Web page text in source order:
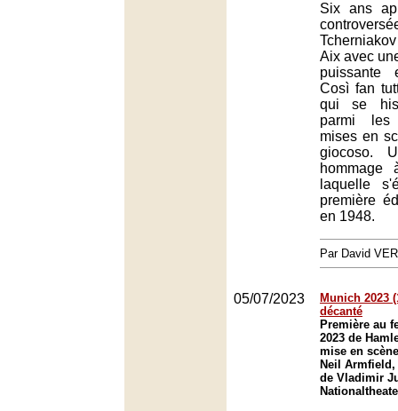
Six ans
Aix avec
puissante
Così fan
qui se
parmi les
mises en
giocoso.
laquelle
première
en 1948.
Par David
05/07/2023
Munich 2023
décanté
Première au
2023 de
mise en
Neil
de Vladimir